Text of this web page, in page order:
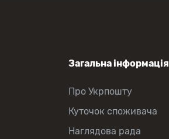
Загальна інформація
Про Укрпошту
Куточок споживача
Наглядова рада